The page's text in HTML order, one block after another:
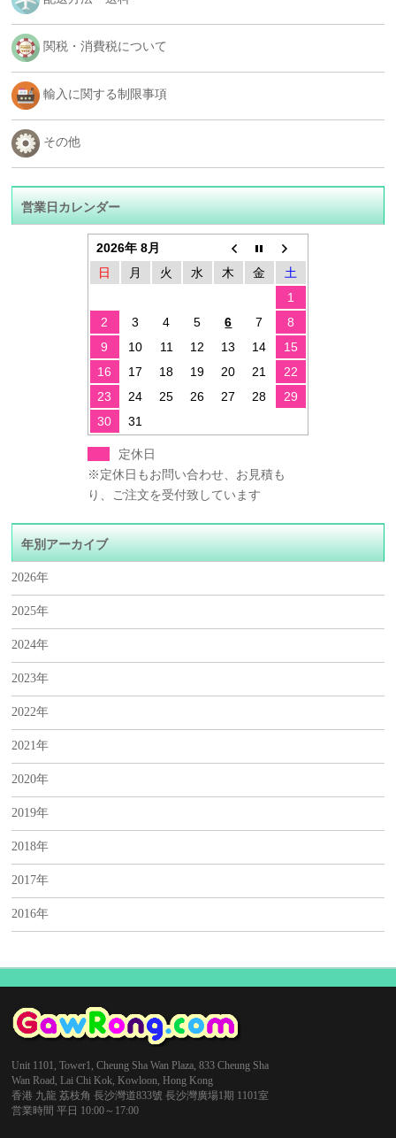
関税・消費税について
輸入に関する制限事項
その他
営業日カレンダー
2026年 8月
日
月 火 水 木 金
土
1
2
3 4 5 6 7
8
9
10 11 12 13 14
15
16
17 18 19 20 21
22
23
24 25 26 27 28
29
30
31
定休日
※定休日もお問い合わせ、お見積も
り、ご注文を受付致しています
年別アーカイブ
2026年
2025年
2024年
2023年
2022年
2021年
2020年
2019年
2018年
2017年
2016年
Unit 1101, Tower1, Cheung Sha Wan Plaza, 833 Cheung Sha
Wan Road, Lai Chi Kok, Kowloon, Hong Kong
香港 九龍 荔枝角 長沙灣道833號 長沙灣廣場1期 1101室
営業時間 平日 10:00～17:00